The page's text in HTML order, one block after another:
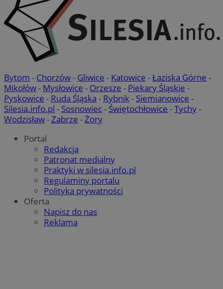
Bytom - Chorzów- Gliwice - Katowice -Łaziska Górne -
Mikołów- Mysłowice - Orzesze - Piekary Śląskie -
Pyskowice - Ruda Śląska - Rybnik- Siemianowice -
Silesia.info.pl - Sosnowiec- Świętochłowice -Tychy-
Wodzisław-Zabrze -Żory
Portal
Redakcja
Patronat medialny
Praktyki w silesia.info.pl
Regulaminy portalu
Polityka prywatności
Oferta
Napisz do nas
Reklama